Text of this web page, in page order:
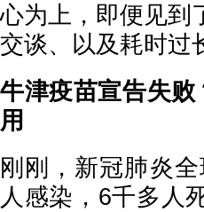
心为上，即便见到
交谈、以及耗时过
牛津疫苗宣告失
用
刚刚，新冠肺炎
人感染，6千多人